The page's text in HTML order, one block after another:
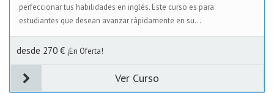
perfeccionar tus habilidades en inglés. Este curso es para
estudiantes que desean avanzar rápidamente en su...
desde 270 € ¡En Oferta!
Ver Curso